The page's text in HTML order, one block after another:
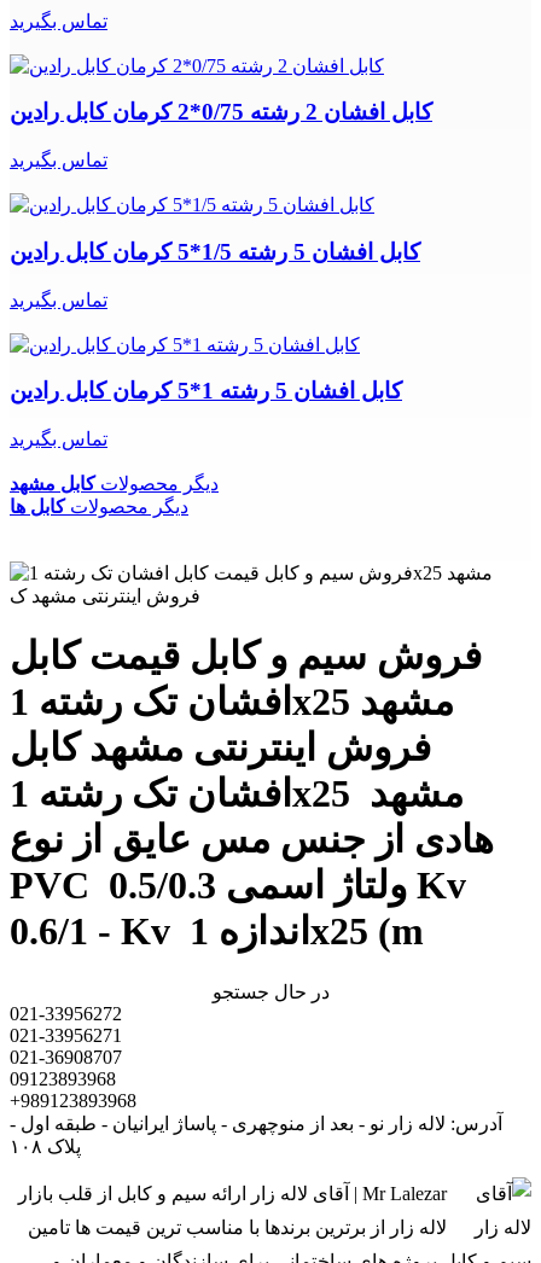
تماس بگیرید
کابل افشان 2 رشته 0/75*2 کرمان کابل رادین
تماس بگیرید
کابل افشان 5 رشته 1/5*5 کرمان کابل رادین
تماس بگیرید
کابل افشان 5 رشته 1*5 کرمان کابل رادین
تماس بگیرید
دیگر محصولاتکابل مشهد
دیگر محصولاتکابل ها
فروش سیم و کابل قیمت کابل
افشان تک رشته 1x25 مشهد
فروش اینترنتی مشهد کابل
افشان تک رشته 1x25 مشهد
هادی از جنس مس عایق از نوع
PVC ولتاژ اسمی 0.5/0.3 Kv
0.6/1 - Kv اندازه 1x25 (m
در حال جستجو
021-33956272
021-33956271
021-36908707
09123893968
+989123893968
آدرس: لاله زار نو - بعد از منوچهری - پاساژ ایرانیان - طبقه اول -
پلاک ۱۰۸
Mr Lalezar | آقای لاله زار ارائه سیم و کابل از قلب بازار
لاله زار از برترین برندها با مناسب ترین قیمت ها تامین